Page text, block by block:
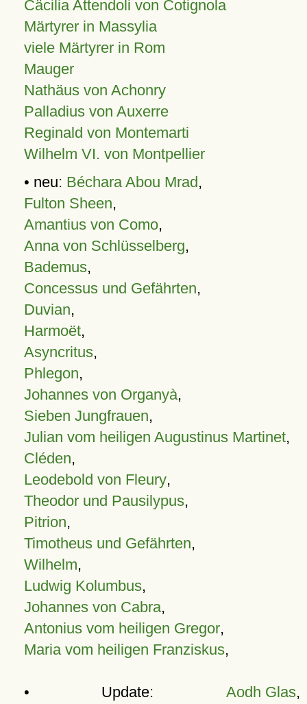
Cäcilia Attendoli von Cotignola
Märtyrer in Massylia
viele Märtyrer in Rom
Mauger
Nathäus von Achonry
Palladius von Auxerre
Reginald von Montemarti
Wilhelm VI. von Montpellier
• neu: Béchara Abou Mrad,
Fulton Sheen,
Amantius von Como,
Anna von Schlüsselberg,
Bademus,
Concessus und Gefährten,
Duvian,
Harmoët,
Asyncritus,
Phlegon,
Johannes von Organyà,
Sieben Jungfrauen,
Julian vom heiligen Augustinus Martinet,
Cléden,
Leodebold von Fleury,
Theodor und Pausilypus,
Pitrion,
Timotheus und Gefährten,
Wilhelm,
Ludwig Kolumbus,
Johannes von Cabra,
Antonius vom heiligen Gregor,
Maria vom heiligen Franziskus,
• Update: Aodh Glas,